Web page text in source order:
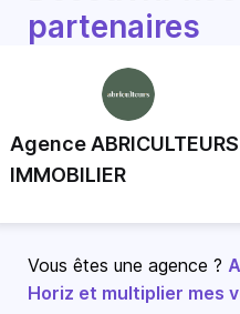
partenaires
Agence ABRICULTEURS
IMMOBILIER
Vous êtes une agence ?
Horiz et multiplier mes